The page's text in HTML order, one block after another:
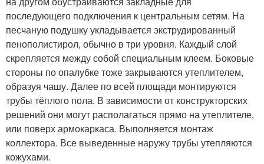
последующего подключения к центральным сетям. На
песчаную подушку укладывается экструдированный
пенополистирол, обычно в три уровня. Каждый слой
скрепляется между собой специальным клеем. Боковые
стороны по опалубке тоже закрываются утеплителем,
образуя чашу. Далее по всей площади монтируются
трубы тёплого пола. В зависимости от конструкторских
решений они могут располагаться прямо на утеплителе,
или поверх армокаркаса. Выполняется монтаж
коллектора. Все выведенные наружу трубы утепляются
кожухами.